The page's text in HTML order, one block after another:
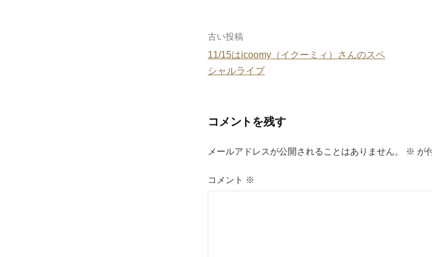
o
k
投
稿
ー
シ
古い投稿
11/15はicoomy（イクーミィ）さんのスペ
シャルライブ
コメントを残す
メールアドレスが公開されることはありません。 ※ が
コメント ※